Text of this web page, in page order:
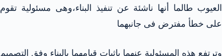
العيوب طالما أنها ناشئة عن تنفيذ البناء،وهى مسئولية تقوم
على خطأ مفترض فى جانبهما
وترتفع هذه المسئولية عنهما بإثبات قيامهما بالبناء وفق التصميم